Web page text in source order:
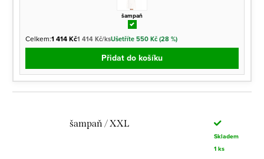
šampaň
Celkem:1 414 Kč1 414 Kč/ksUšetříte 550 Kč (28 %)
Přidat do košíku
šampaň / XXL
Skladem
1 ks